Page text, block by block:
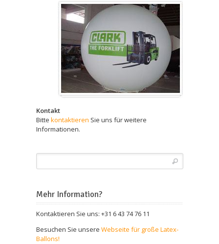
Kontakt
Bitte kontaktieren Sie uns für weitere
Informationen.
Mehr Information?
Kontaktieren Sie uns: +31 6 43 74 76 11
Besuchen Sie unsere Webseite für große Latex-
Ballons!